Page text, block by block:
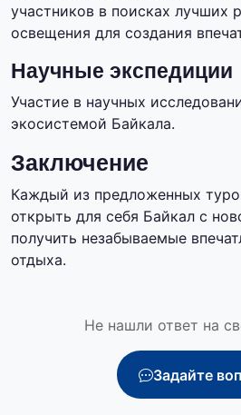
участников в поисках лучших
освещения для создания
Научные экспедиции
Участие в научных
экосистемой Байкала.
Заключение
Каждый из предложенных
открыть для себя Байкал с
получить незабываемые
отдыха.
Не нашли ответ на
Задайте